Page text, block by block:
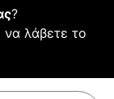
?
να λάβετε το